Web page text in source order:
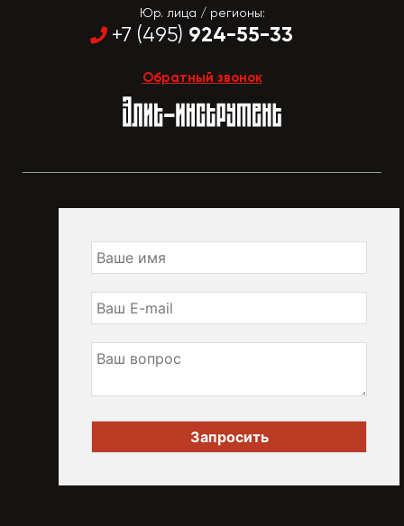
Юр. лица / регионы:
+7 (495) 924-55-33
Обратный звонок